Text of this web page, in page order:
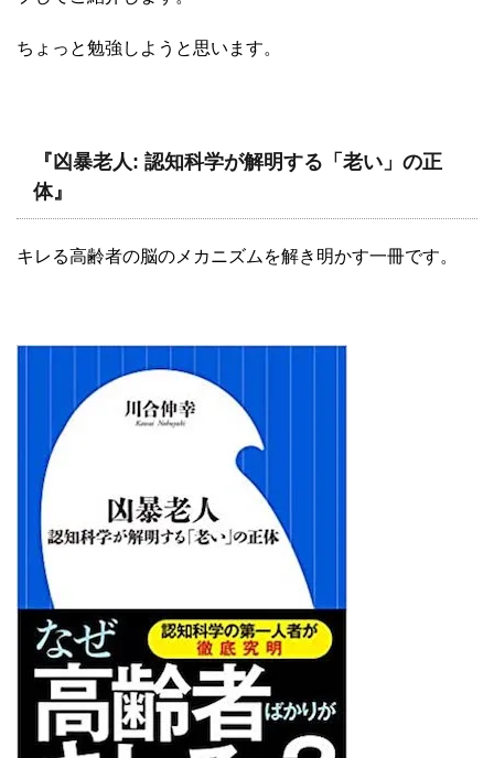
ちょっと勉強しようと思います。
『凶暴老人: 認知科学が解明する「老い」の正
体』
キレる高齢者の脳のメカニズムを解き明かす一冊です。